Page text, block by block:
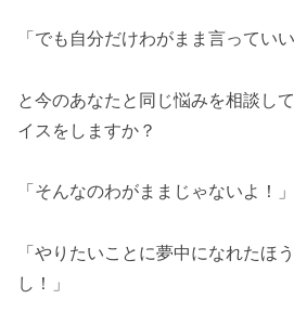
「でも自分だけわがまま言ってい
と今のあなたと同じ悩みを相談し
イスをしますか？
「そんなのわがままじゃないよ！」
「やりたいことに夢中になれたほ
し！」